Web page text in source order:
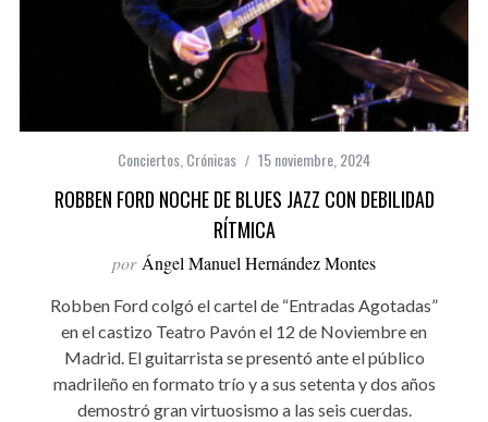
Conciertos Crónicas 15 noviembre, 2024
ROBBEN FORD NOCHE DE BLUES JAZZ CON DEBILIDAD
RÍTMICA
por Ángel Manuel Hernández Montes
Robben Ford colgó el cartel de “Entradas Agotadas”
en el castizo Teatro Pavón el 12 de Noviembre en
Madrid. El guitarrista se presentó ante el público
madrileño en formato trío y a sus setenta y dos años
demostró gran virtuosismo a las seis cuerdas.